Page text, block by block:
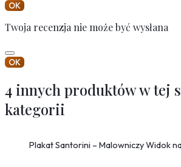
OK
Twoja recenzja nie może być wysłana
OK
4 innych produktów w tej
kategorii
Plakat Santorini – Malowniczy Widok